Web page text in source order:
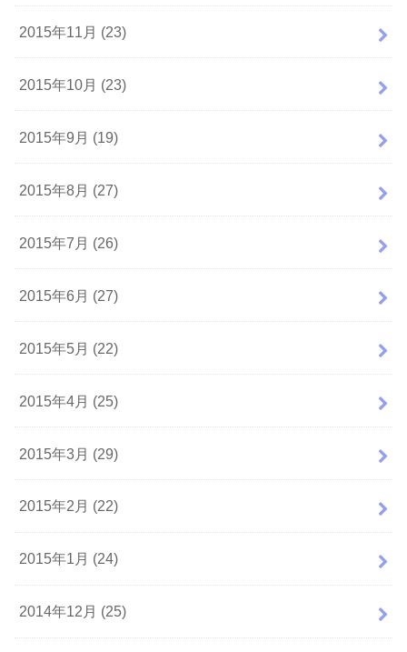
2015年11月 (23)
2015年10月 (23)
2015年9月 (19)
2015年8月 (27)
2015年7月 (26)
2015年6月 (27)
2015年5月 (22)
2015年4月 (25)
2015年3月 (29)
2015年2月 (22)
2015年1月 (24)
2014年12月 (25)